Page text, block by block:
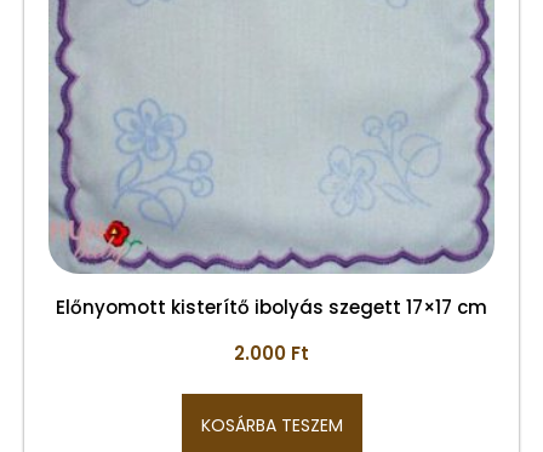
Előnyomott kisterítő ibolyás szegett 17×17 cm
2.000 Ft
KOSÁRBA TESZEM